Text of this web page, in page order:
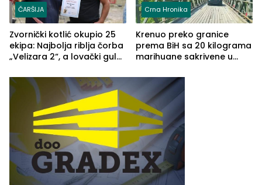
ČARŠIJA
Zvornički kotlić okupio 25
ekipa: Najbolja riblja čorba
„Velizara 2“, a lovački gulaš
Crna Hronika
Krenuo preko granice
prema BiH sa 20 kilograma
marihuane sakrivene u